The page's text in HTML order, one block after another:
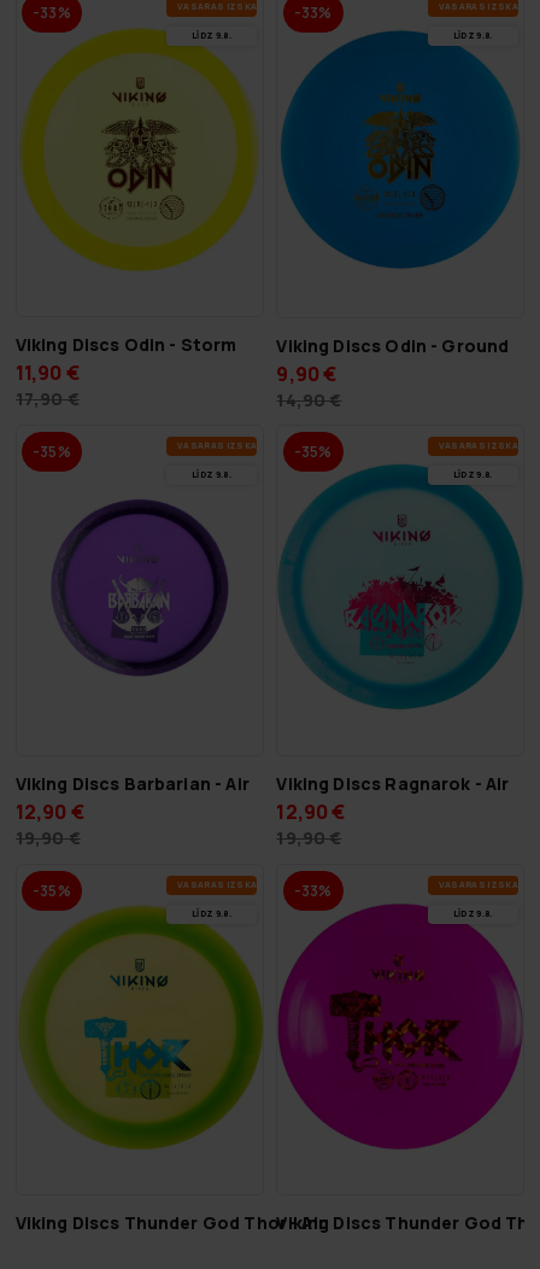
-33% VA­SA­RAS IZ­SKA­ŅA
LĪDZ 9.8.
Viking Discs Odin - Storm
11,90 €
17,90 €
-33% VA­SA­RAS IZ­SKA­ŅA
LĪDZ 9.8.
Viking Discs Odin - Ground
9,90 €
14,90 €
-35% VA­SA­RAS IZ­SKA­ŅA
LĪDZ 9.8.
Viking Discs Barbarian - Air
12,90 €
19,90 €
-35% VA­SA­RAS IZ­SKA­ŅA
LĪDZ 9.8.
Viking Discs Ragnarok - Air
12,90 €
19,90 €
-35% VA­SA­RAS IZ­SKA­ŅA
LĪDZ 9.8.
Viking Discs Thunder God Thor - Air
-33% VA­SA­RAS IZ­SKA­ŅA
LĪDZ 9.8.
Viking Discs Thunder God